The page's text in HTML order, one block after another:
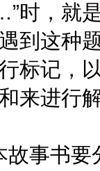
，就是
到这种
标记，
来进行
事书要